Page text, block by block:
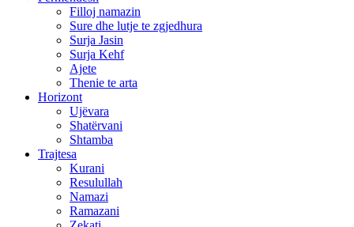
Filloj namazin
Sure dhe lutje te zgjedhura
Surja Jasin
Surja Kehf
Ajete
Thenie te arta
Horizont
Ujëvara
Shatërvani
Shtamba
Trajtesa
Kurani
Resulullah
Namazi
Ramazani